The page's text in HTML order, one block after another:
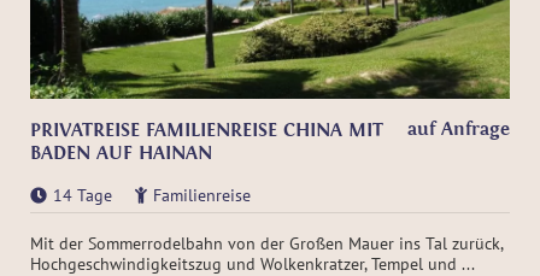
PRIVATREISE FAMILIENREISE CHINA MIT
BADEN AUF HAINAN
auf Anfrage
14 Tage Familienreise
Mit der Sommerrodelbahn von der Großen Mauer ins Tal zurück,
Hochgeschwindigkeitszug und Wolkenkratzer, Tempel und ...